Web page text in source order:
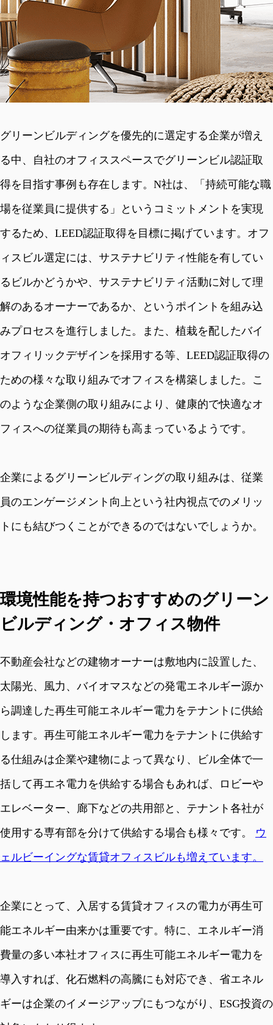
グリーンビルディングを優先的に選定する企業が増え
る中、自社のオフィススペースでグリーンビル認証取
得を目指す事例も存在します。N社は、「持続可能な職
場を従業員に提供する」というコミットメントを実現
するため、LEED認証取得を目標に掲げています。オフ
ィスビル選定には、サステナビリティ性能を有してい
るビルかどうかや、サステナビリティ活動に対して理
解のあるオーナーであるか、というポイントを組み込
みプロセスを進行しました。また、植栽を配したバイ
オフィリックデザインを採用する等、LEED認証取得の
ための様々な取り組みでオフィスを構築しました。こ
のような企業側の取り組みにより、健康的で快適なオ
フィスへの従業員の期待も高まっているようです。
企業によるグリーンビルディングの取り組みは、従業
員のエンゲージメント向上という社内視点でのメリッ
トにも結びつくことができるのではないでしょうか。
環境性能を持つおすすめのグリーン
ビルディング・オフィス物件
不動産会社などの建物オーナーは敷地内に設置した、
太陽光、風力、バイオマスなどの発電エネルギー源か
ら調達した再生可能エネルギー電力をテナントに供給
します。再生可能エネルギー電力をテナントに供給す
る仕組みは企業や建物によって異なり、ビル全体で一
括して再エネ電力を供給する場合もあれば、ロビーや
エレベーター、廊下などの共用部と、テナント各社が
使用する専有部を分けて供給する場合も様々です。 ウ
ェルビーイングな賃貸オフィスビルも増えています。
企業にとって、入居する賃貸オフィスの電力が再生可
能エネルギー由来かは重要です。特に、エネルギー消
費量の多い本社オフィスに再生可能エネルギー電力を
導入すれば、化石燃料の高騰にも対応でき、省エネル
ギーは企業のイメージアップにもつながり、ESG投資の